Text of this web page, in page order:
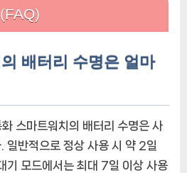
배터리 수명은 얼마
스마트워치의 배터리 수명은 사
일반적으로 정상 사용 시 약 2일
기 모드에서는 최대 7일 이상 사용